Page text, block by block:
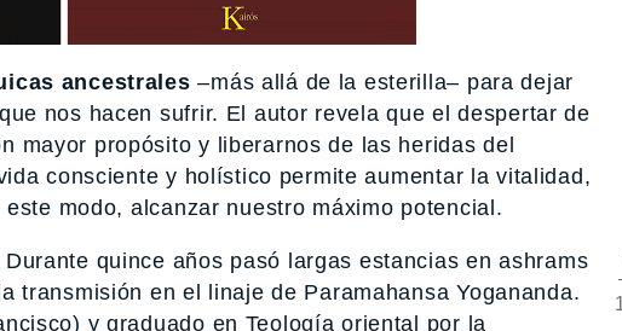
ancestrales –más allá de la esterilla– para dejar
nos hacen sufrir. El autor revela que el despertar de
mayor propósito y liberarnos de las heridas del
consciente y holístico permite aumentar la vitalidad,
modo, alcanzar nuestro máximo potencial.
quince años pasó largas estancias en ashrams
transmisión en el linaje de Paramahansa Yogananda.
y graduado en Teología oriental por la